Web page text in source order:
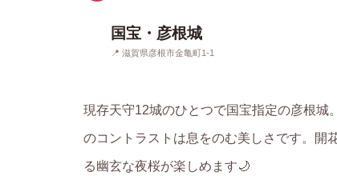
国宝・彦根城
📍 滋賀県彦根市金亀町1-1
現存天守12城のひとつで国宝指定の彦根城
のコントラストは息をのむ美しさです。開
る幽玄な夜桜が楽しめます🌙